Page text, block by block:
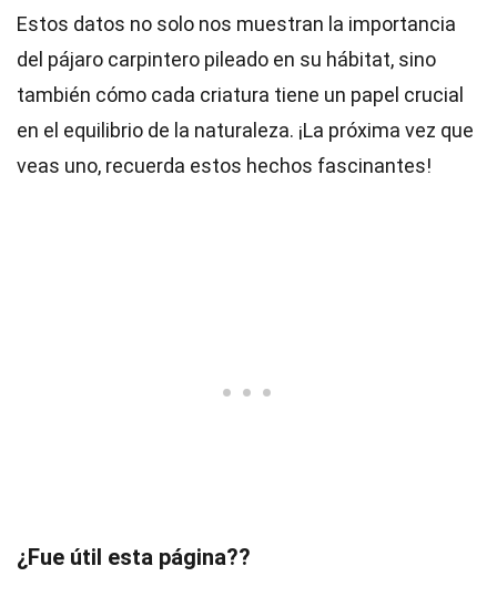
Estos datos no solo nos muestran la importancia
del pájaro carpintero pileado en su hábitat, sino
también cómo cada criatura tiene un papel crucial
en el equilibrio de la naturaleza. ¡La próxima vez que
veas uno, recuerda estos hechos fascinantes!
¿Fue útil esta página??